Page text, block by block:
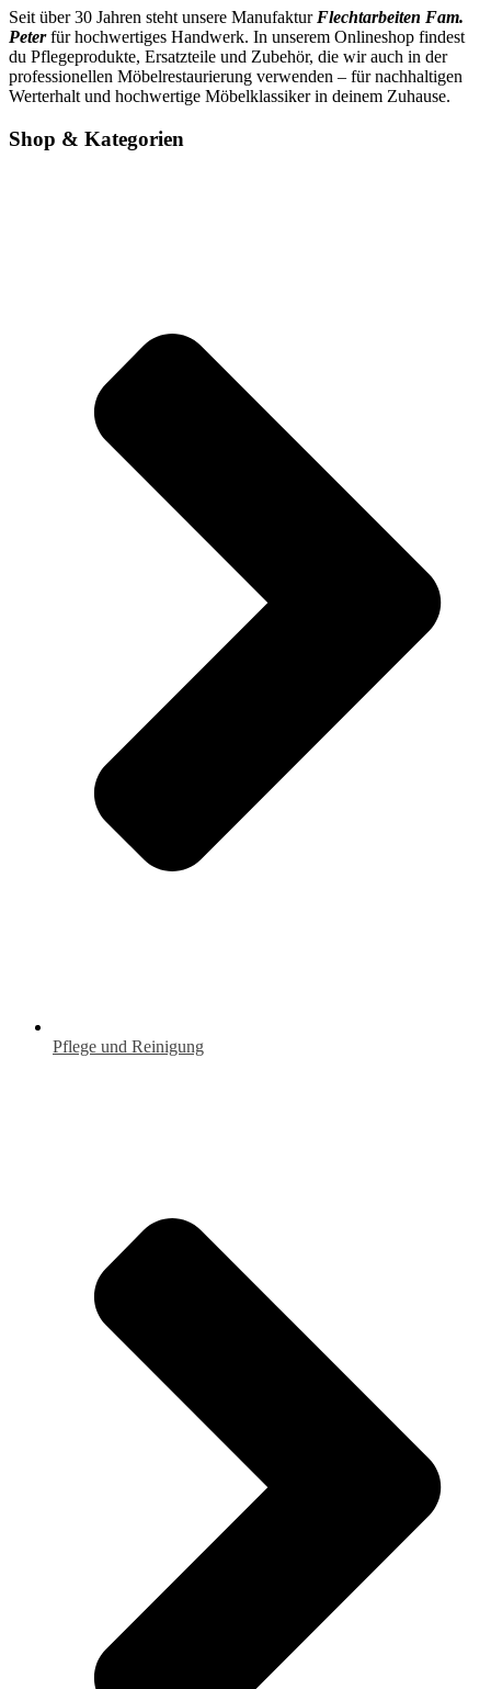
Seit über 30 Jahren steht unsere Manufaktur Flechtarbeiten Fam.
Peterfür hochwertiges Handwerk. In unserem Onlineshop findest
du Pflegeprodukte, Ersatzteile und Zubehör, die wir auch in der
professionellen Möbelrestaurierung verwenden – für nachhaltigen
Werterhalt und hochwertige Möbelklassiker in deinem Zuhause.
Shop & Kategorien
Pflege und Reinigung